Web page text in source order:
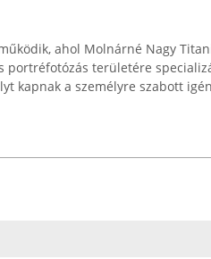
ahol Molnárné Nagy
portréfotózás területére
kapnak a személyre szabott